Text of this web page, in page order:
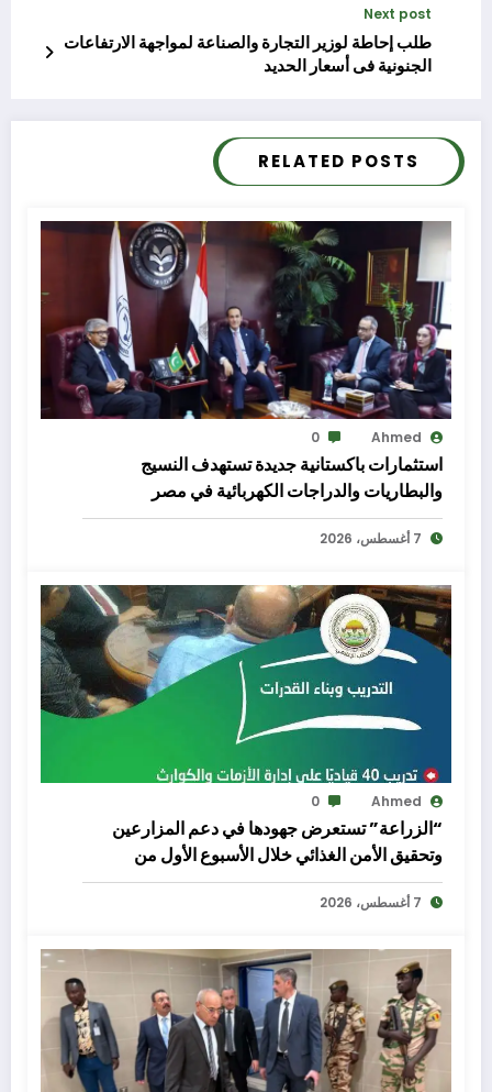
Next post
طلب إحاطة لوزير التجارة والصناعة لمواجهة الارتفاعات
الجنونية فى أسعار الحديد
RELATED POSTS
Ahmed
0
استثمارات باكستانية جديدة تستهدف النسيج
والبطاريات والدراجات الكهربائية في مصر
7 أغسطس، 2026
Ahmed
0
“الزراعة” تستعرض جهودها في دعم المزارعين
وتحقيق الأمن الغذائي خلال الأسبوع الأول من
أغسطس الجاري
7 أغسطس، 2026